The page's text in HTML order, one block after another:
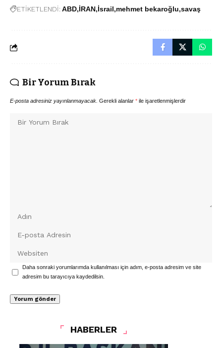
ETİKETLENDİ:ABD İRAN İsrail mehmet bekaroğlu savaş
Bir Yorum Bırak
E-posta adresiniz yayınlanmayacak. Gerekli alanlar * ile işaretlenmişlerdir
Daha sonraki yorumlarımda kullanılması için adım, e-posta adresim ve site
adresim bu tarayıcıya kaydedilsin.
HABERLER